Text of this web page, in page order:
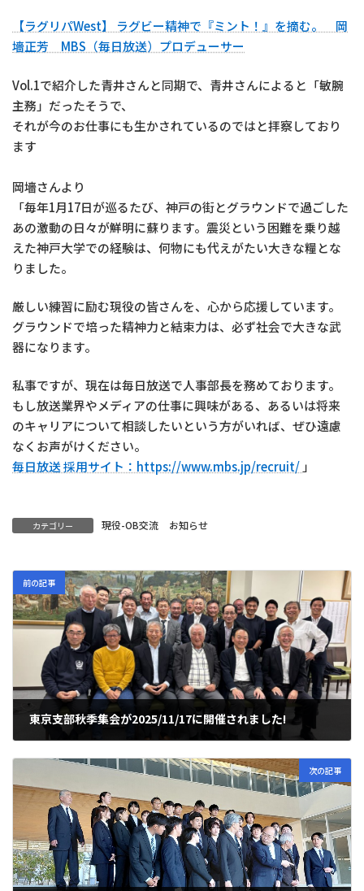
【ラグリパWest】 ラグビー精神で『ミント！』を摘む。 岡
墻正芳 MBS（毎日放送）プロデューサー
Vol.1で紹介した青井さんと同期で、青井さんによると「敏腕
主務」だったそうで、
それが今のお仕事にも生かされているのではと拝察しており
ます
岡墻さんより
「毎年1月17日が巡るたび、神戸の街とグラウンドで過ごした
あの激動の日々が鮮明に蘇ります。震災という困難を乗り越
えた神戸大学での経験は、何物にも代えがたい大きな糧とな
りました。
厳しい練習に励む現役の皆さんを、心から応援しています。
グラウンドで培った精神力と結束力は、必ず社会で大きな武
器になります。
私事ですが、現在は毎日放送で人事部長を務めております。
もし放送業界やメディアの仕事に興味がある、あるいは将来
のキャリアについて相談したいという方がいれば、ぜひ遠慮
なくお声がけください。
毎日放送 採用サイト：https://www.mbs.jp/recruit/」
カテゴリー 現役-OB交流 お知らせ
前の記事
東京支部秋季集会が2025/11/17に開催されました!
2025年11月21日
次の記事